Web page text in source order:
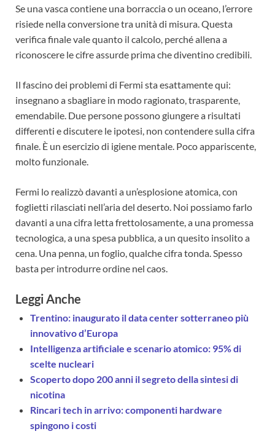
Se una vasca contiene una borraccia o un oceano, l’errore
risiede nella conversione tra unità di misura. Questa
verifica finale vale quanto il calcolo, perché allena a
riconoscere le cifre assurde prima che diventino credibili.
Il fascino dei problemi di Fermi sta esattamente qui:
insegnano a sbagliare in modo ragionato, trasparente,
emendabile. Due persone possono giungere a risultati
differenti e discutere le ipotesi, non contendere sulla cifra
finale. È un esercizio di igiene mentale. Poco appariscente,
molto funzionale.
Fermi lo realizzò davanti a un’esplosione atomica, con
foglietti rilasciati nell’aria del deserto. Noi possiamo farlo
davanti a una cifra letta frettolosamente, a una promessa
tecnologica, a una spesa pubblica, a un quesito insolito a
cena. Una penna, un foglio, qualche cifra tonda. Spesso
basta per introdurre ordine nel caos.
Leggi Anche
Trentino: inaugurato il data center sotterraneo più
innovativo d’Europa
Intelligenza artificiale e scenario atomico: 95% di
scelte nucleari
Scoperto dopo 200 anni il segreto della sintesi di
nicotina
Rincari tech in arrivo: componenti hardware
spingono i costi